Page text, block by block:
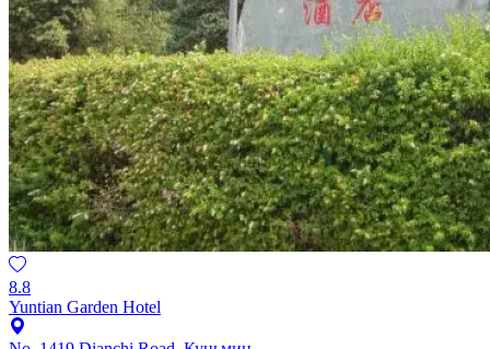
8.8
Yuntian Garden Hotel